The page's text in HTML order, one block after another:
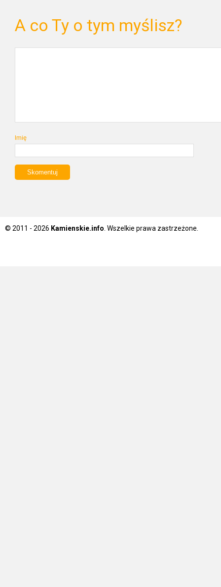
A co Ty o tym myślisz?
Imię
© 2011 - 2026 Kamienskie.info. Wszelkie prawa zastrzeżone.